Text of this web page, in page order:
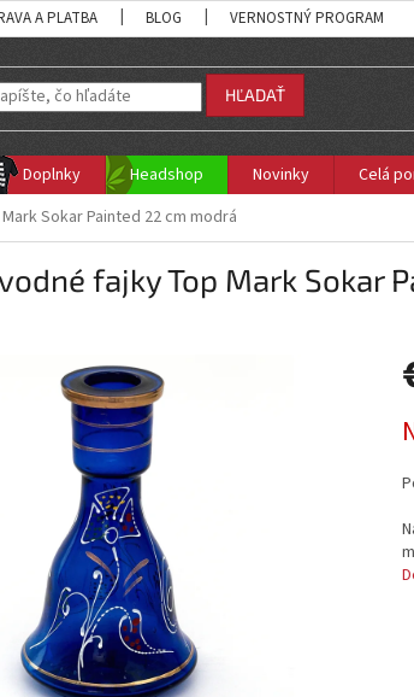
A PLATBA BLOG VERNOSTNÝ PROGRAM
HĽADAŤ
Doplnky Headshop Novinky Celá
Sokar Painted 22 cm modrá
fajky Top Mark Sokar